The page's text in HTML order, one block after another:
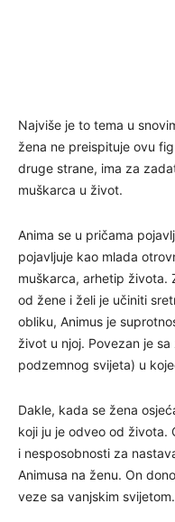
Najviše je to tema u
žena ne preispituje ovu
druge strane, ima za
muškarca u život.
Anima se u pričama
pojavljuje kao mlada
muškarca, arhetip života.
od žene i želi je učiniti
obliku, Animus je
život u njoj. Povezan je
podzemnog svijeta) u
Dakle, kada se žena
koji ju je odveo od života.
i nesposobnosti za
Animusa na ženu. On
veze sa vanjskim svijetom.